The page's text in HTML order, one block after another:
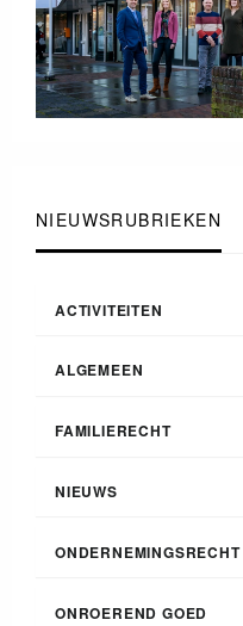
NIEUWSRUBRIEKEN
ACTIVITEITEN
ALGEMEEN
FAMILIERECHT
NIEUWS
ONDERNEMINGSRECHT
ONROEREND GOED